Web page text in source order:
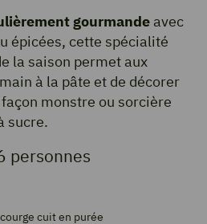
gourmande avec
épicées, cette spécialité
la saison permet aux
à la pâte et de décorer
monstre ou sorcière
sucre.
personnes
cuit en purée